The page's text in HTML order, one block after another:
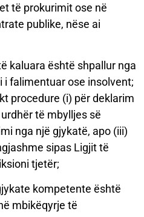
të prokurimit ose në
publike, nëse ai
është shpallur nga
falimentuar ose insolvent;
procedure (i) për deklarim
të mbylljes së
nga një gjykatë, apo (iii)
sipas Ligjit të
tjetër;
kompetente është
mbikëqyrje të